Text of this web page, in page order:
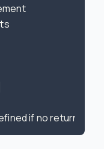
Applies a function to each element